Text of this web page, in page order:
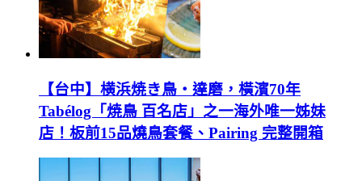
【台中】横浜焼き鳥‧達磨，橫濱70年
Tabélog「焼鳥 百名店」之一海外唯一姊妹
店！板前15品燒鳥套餐、Pairing 完整開箱